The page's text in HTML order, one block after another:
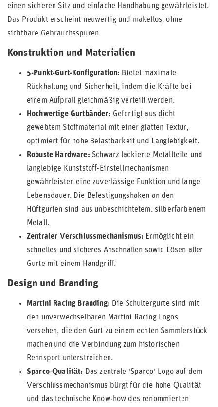
einen sicheren Sitz und einfache Handhabung gewährleistet.
Das Produkt erscheint neuwertig und makellos, ohne
sichtbare Gebrauchsspuren.
Konstruktion und Materialien
5-Punkt-Gurt-Konfiguration: Bietet maximale
Rückhaltung und Sicherheit, indem die Kräfte bei
einem Aufprall gleichmäßig verteilt werden.
Hochwertige Gurtbänder: Gefertigt aus dicht
gewebtem Stoffmaterial mit einer glatten Textur,
optimiert für hohe Belastbarkeit und Langlebigkeit.
Robuste Hardware: Schwarz lackierte Metallteile und
langlebige Kunststoff-Einstellmechanismen
gewährleisten eine zuverlässige Funktion und lange
Lebensdauer. Die Befestigungshaken an den
Hüftgurten sind aus unbeschichtetem, silberfarbenem
Metall.
Zentraler Verschlussmechanismus: Ermöglicht ein
schnelles und sicheres Anschnallen sowie Lösen aller
Gurte mit einem Handgriff.
Design und Branding
Martini Racing Branding: Die Schultergurte sind mit
den unverwechselbaren Martini Racing Logos
versehen, die den Gurt zu einem echten Sammlerstück
machen und die Verbindung zum historischen
Rennsport unterstreichen.
Sparco-Qualität: Das zentrale 'Sparco'-Logo auf dem
Verschlussmechanismus bürgt für die hohe Qualität
und das technische Know-how des renommierten